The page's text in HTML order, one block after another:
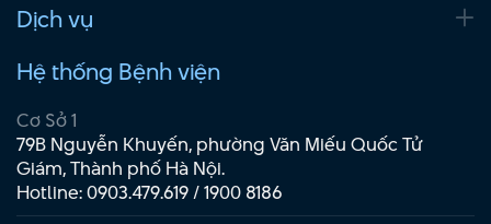
Dịch vụ
Hệ thống Bệnh viện
Cơ Sở 1
79B Nguyễn Khuyến, phường Văn Miếu Quốc Tử
Giám, Thành phố Hà Nội.
Hotline:0903.479.619/1900 8186